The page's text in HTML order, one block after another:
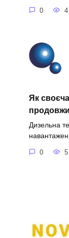
0 4
Як
Дизельна
0 5